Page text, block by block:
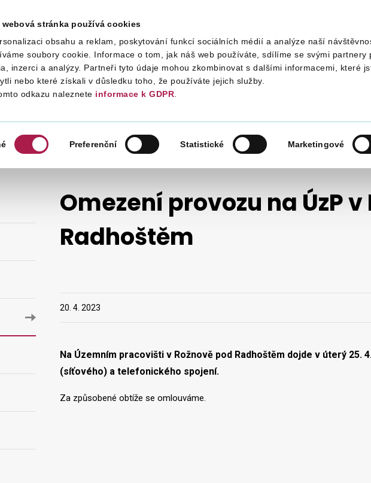
webová stránka používá cookies
obsahu a reklam, poskytování funkcí sociálních médií a analýze naší
soubory cookie. Informace o tom, jak náš web používáte, sdílíme se svými partnery
inzerci a analýzy. Partneři tyto údaje mohou zkombinovat s dalšími informacemi, které
nebo které získali v důsledku toho, že používáte jejich služby.
odkazu naleznete informace k GDPR.
Preferenční Statistické Marketingové
Finanční správa Daně Mezinárodní spolupráce
POD RADHOŠTĚM
Omezení provozu na ÚzP v
Radhoštěm
20. 4. 2023
Na Územním pracovišti v Rožnově pod Radhoštěm dojde v úterý 25.
(síťového) a telefonického spojení.
Za způsobené obtíže se omlouváme.